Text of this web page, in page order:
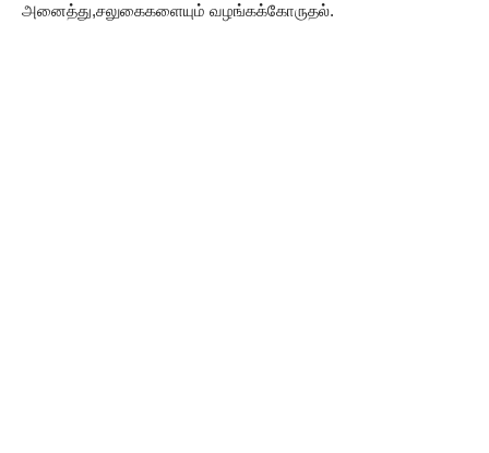
அனைத்து,சலுகைகளையும் வழங்கக்கோருதல்.